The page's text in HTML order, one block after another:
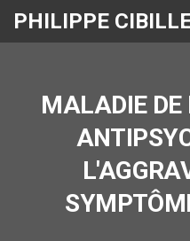
PHILIPPE
MALADIE DE